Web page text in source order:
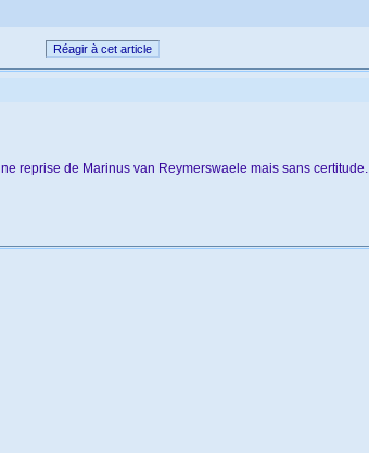
Réagir à cet article
reprise de Marinus van Reymerswaele mais sans certitude.